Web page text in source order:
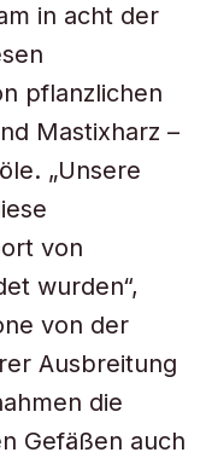
in acht der
pflanzlichen
Mastixharz –
„Unsere
von
wurden“,
von der
Ausbreitung
die
Gefäßen auch